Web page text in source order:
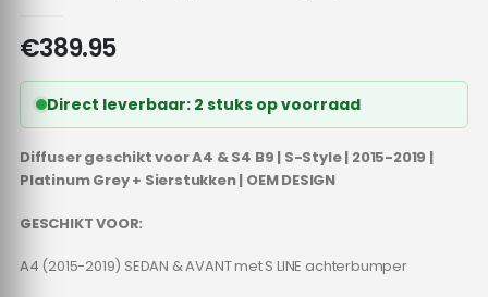
€389.95
Direct leverbaar: 2 stuks op voorraad
Diffuser geschikt voor A4 & S4 B9 | S-Style | 2015-2019 |
Platinum Grey + Sierstukken | OEM DESIGN
GESCHIKT VOOR:
A4 (2015-2019) SEDAN & AVANT met S LINE achterbumper